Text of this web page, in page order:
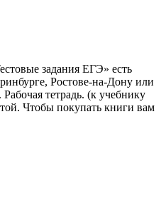
задания ЕГЭ» есть
Ростове-на-Дону или
тетрадь. (к учебнику
Чтобы покупать книги вам